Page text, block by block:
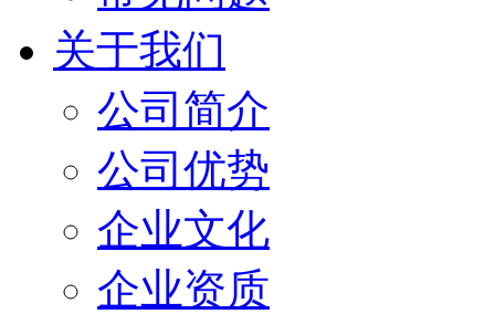
关于我们
公司简介
公司优势
企业文化
企业资质